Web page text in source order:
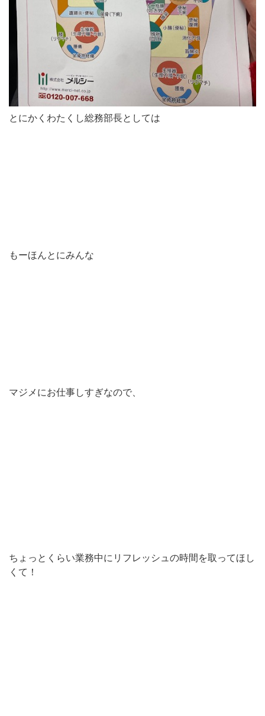
とにかくわたくし総務部長としては
もーほんとにみんな
マジメにお仕事しすぎなので、
ちょっとくらい業務中にリフレッシュの時間を取ってほし
くて！